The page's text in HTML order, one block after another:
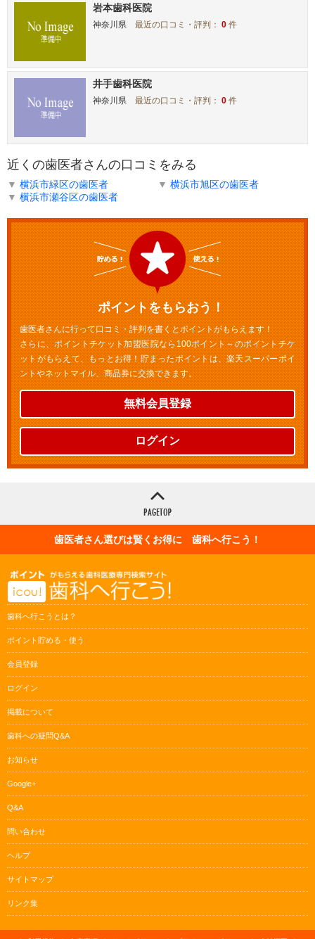
岩本歯科医院
神奈川県 最近の口コミ・評判：0 件
井手歯科医院
神奈川県 最近の口コミ・評判：0 件
近くの歯医者さんの口コミをみる
▼ 横浜市緑区の歯医者 ▼ 横浜市旭区の歯医者
▼ 横浜市瀬谷区の歯医者
ポイントをもらおう！
歯医者さんに行って口コミ・評判を書くとポイントがもらえます！
さらに、ポイントチケット加盟医院なら100ポイント～のポイントチケ
ットがもらえて、もっとお得！貯まったポイントは、楽天スーパーポイ
ントやネットマイル、商品券に交換できます。
無料会員登録
ログイン
歯医者さん選びは賢くお得に 歯科へ行こう！
歯科へ行こうとは？
ポイント貯める・使う
会員登録
ログイン
掲載について
歯科への疑問Q&A
お知らせ
Google+
Q&A
問い合わせ
ヘルプ
サイトマップ
リンク集